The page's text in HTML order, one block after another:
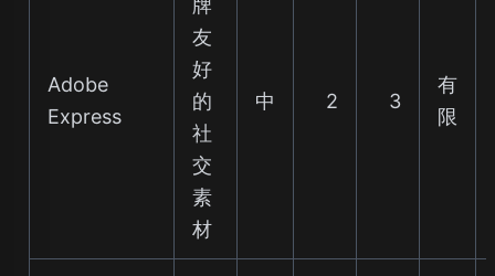
Adobe
Express
牌
友
好
的
社
交
素
材
中 2 3
有
限